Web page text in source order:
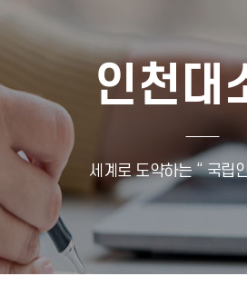
인천대
세계로 도약하는 “ 국립